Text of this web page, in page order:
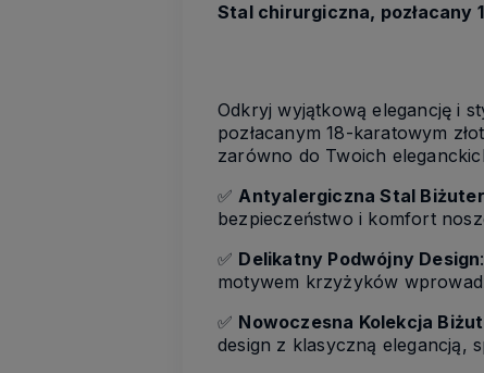
Stal chirurgiczna, pozłacany
Odkryj wyjątkową elegancję i
pozłacanym 18-karatowym
zarówno do Twoich
✅Antyalergiczna Stal
bezpieczeństwo i komfort
✅ Delikatny Podwójny Design
motywem krzyżyków
✅ Nowoczesna Kolekcja
design z klasyczną elegancją,